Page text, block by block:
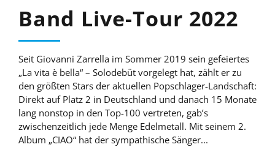
Band Live-Tour 2022
Seit Giovanni Zarrella im Sommer 2019 sein gefeiertes
„La vita è bella“ – Solodebüt vorgelegt hat, zählt er zu
den größten Stars der aktuellen Popschlager-Landschaft:
Direkt auf Platz 2 in Deutschland und danach 15 Monate
lang nonstop in den Top-100 vertreten, gab’s
zwischenzeitlich jede Menge Edelmetall. Mit seinem 2.
Album „CIAO“ hat der sympathische Sänger...